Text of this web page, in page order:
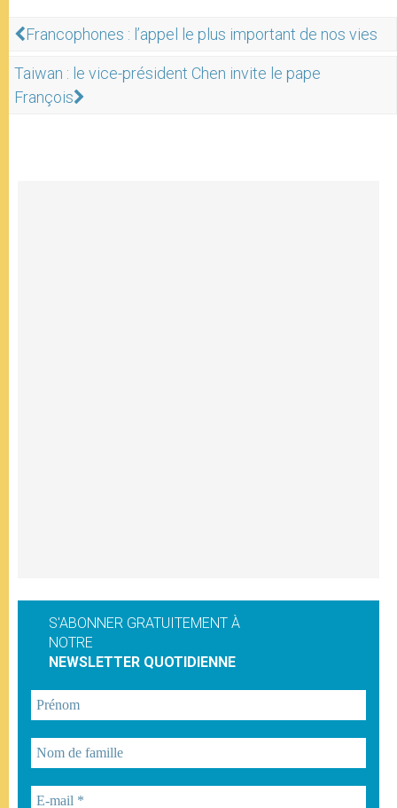
Francophones : l’appel le plus important de nos vies
Taiwan : le vice-président Chen invite le pape
François
S'ABONNER GRATUITEMENT À
NOTRE
NEWSLETTER QUOTIDIENNE